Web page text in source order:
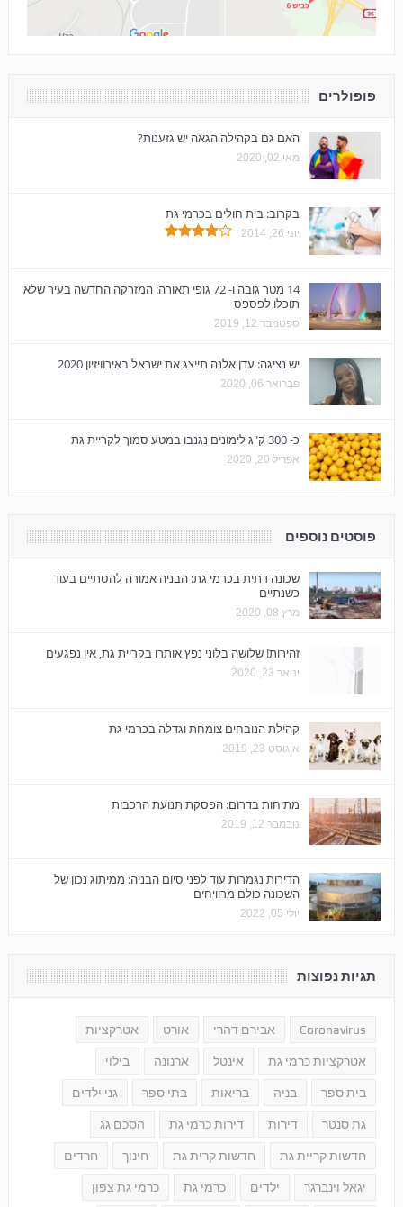
פופולרים
האם גם בקהילה הגאה יש גזענות?
מאי 02, 2020
בקרוב: בית חולים בכרמי גת
יוני 26, 2014
14 מטר גובה ו- 72 גופי תאורה: המזרקה החדשה בעיר שלא
תוכלו לפספס
ספטמבר 12, 2019
יש נציגה: עדן אלנה תייצג את ישראל באירוויזיון 2020
פברואר 06, 2020
כ- 300 ק"ג לימונים נגנבו במטע סמוך לקריית גת
אפריל 20, 2020
פוסטים נוספים
שכונה דתית בכרמי גת: הבניה אמורה להסתיים בעוד
כשנתיים
מרץ 08, 2020
זהירות! שלושה בלוני נפץ אותרו בקריית גת, אין נפגעים
ינואר 23, 2020
קהילת הנובחים צומחת וגדלה בכרמי גת
אוגוסט 23, 2019
מתיחות בדרום: הפסקת תנועת הרכבות
נובמבר 12, 2019
הדירות נגמרות עוד לפני סיום הבניה: ממיתוג נכון של
השכונה כולם מרוויחים
יולי 05, 2022
תגיות נפוצות
Coronavirus אבירם דהרי אורט אטרקציות
אטרקציות כרמי גת אינטל ארנונה בילוי
בית ספר בניה בריאות בתי ספר גני ילדים
גת סנטר דירות דירות כרמי גת הסכם גג
חדשות קריית גת חדשות קרית גת חינוך חרדים
יגאל וינברגר ילדים כרמי גת כרמי גת צפון